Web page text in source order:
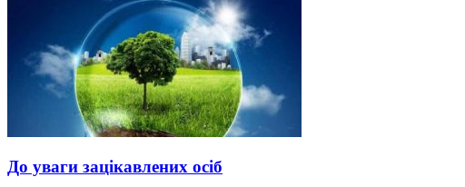
До уваги зацікавлених осіб